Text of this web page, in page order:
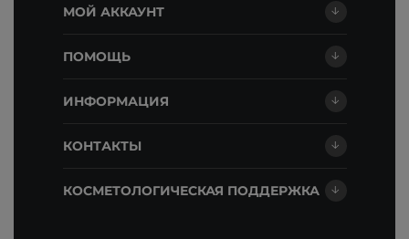
МОЙ АККАУНТ
ПОМОЩЬ
ИНФОРМАЦИЯ
КОНТАКТЫ
КОСМЕТОЛОГИЧЕСКАЯ ПОДДЕРЖКА